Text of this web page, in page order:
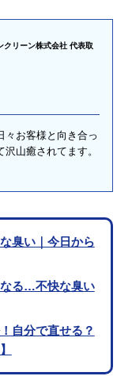
クリーン株式会社 代表取
々お客様と向き合っ
山癒されてます。
臭い｜今日から
る…不快な臭い
自分で直せる？